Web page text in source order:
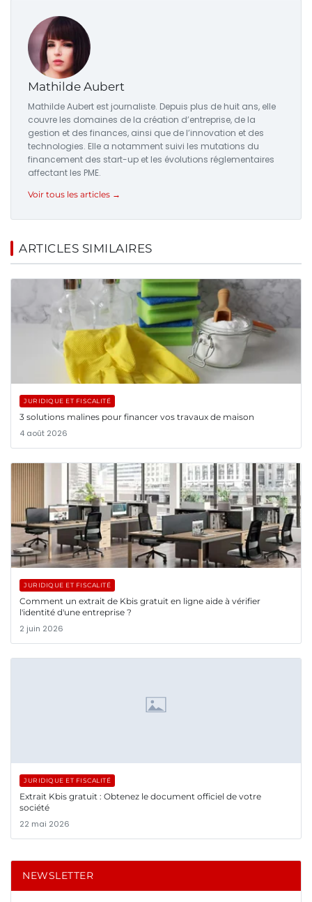
Mathilde Aubert
Mathilde Aubert est journaliste. Depuis plus de huit ans, elle
couvre les domaines de la création d’entreprise, de la
gestion et des finances, ainsi que de l’innovation et des
technologies. Elle a notamment suivi les mutations du
financement des start-up et les évolutions réglementaires
affectant les PME.
Voir tous les articles →
ARTICLES SIMILAIRES
JURIDIQUE ET FISCALITÉ
3 solutions malines pour financer vos travaux de maison
4 août 2026
JURIDIQUE ET FISCALITÉ
Comment un extrait de Kbis gratuit en ligne aide à vérifier
l'identité d'une entreprise ?
2 juin 2026
JURIDIQUE ET FISCALITÉ
Extrait Kbis gratuit : Obtenez le document officiel de votre
société
22 mai 2026
NEWSLETTER